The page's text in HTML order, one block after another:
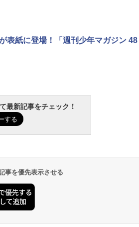
表紙に登場！「週刊少年マガジン 48
最新記事をチェック！
事を優先表示させる